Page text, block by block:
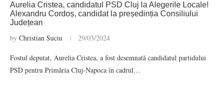
Aurelia Cristea, candidatul PSD Cluj la Alegerile Locale!
Alexandru Cordoș, candidat la președinția Consiliului
Județean
by Christian Suciu 29/03/2024
Fostul deputat, Aurelia Cristea, a fost desemnată candidatul partidului
PSD pentru Primăria Cluj-Napoca în cadrul…